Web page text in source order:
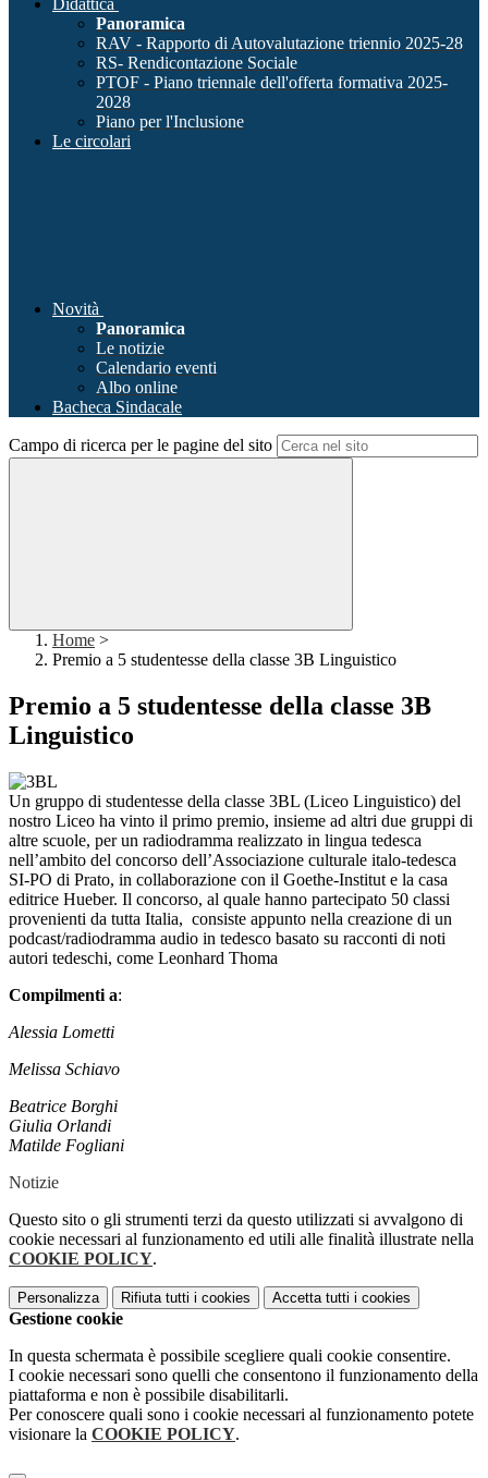
Didattica
Panoramica
RAV - Rapporto di Autovalutazione triennio 2025-28
RS- Rendicontazione Sociale
PTOF - Piano triennale dell'offerta formativa 2025-
2028
Piano per l'Inclusione
Le circolari
Novità
Panoramica
Le notizie
Calendario eventi
Albo online
Bacheca Sindacale
Campo di ricerca per le pagine del sito
Home >
Premio a 5 studentesse della classe 3B Linguistico
Premio a 5 studentesse della classe 3B
Linguistico
Un gruppo di studentesse della classe 3BL (Liceo Linguistico) del
nostro Liceo ha vinto il primo premio, insieme ad altri due gruppi di
altre scuole, per un radiodramma realizzato in lingua tedesca
nell’ambito del concorso dell’Associazione culturale italo-tedesca
SI-PO di Prato, in collaborazione con il Goethe-Institut e la casa
editrice Hueber. Il concorso, al quale hanno partecipato 50 classi
provenienti da tutta Italia, consiste appunto nella creazione di un
podcast/radiodramma audio in tedesco basato su racconti di noti
autori tedeschi, come Leonhard Thoma
Compilmenti a:
Alessia Lometti
Melissa Schiavo
Beatrice Borghi
Giulia Orlandi
Matilde Fogliani
Notizie
Questo sito o gli strumenti terzi da questo utilizzati si avvalgono di
cookie necessari al funzionamento ed utili alle finalità illustrate nella
COOKIE POLICY.
Personalizza Rifiuta tutti i cookies Accetta tutti i cookies
Gestione cookie
In questa schermata è possibile scegliere quali cookie consentire.
I cookie necessari sono quelli che consentono il funzionamento della
piattaforma e non è possibile disabilitarli.
Per conoscere quali sono i cookie necessari al funzionamento potete
visionare la COOKIE POLICY.